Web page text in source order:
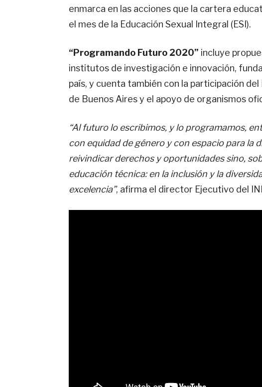
enmarca en las acciones que la cartera
el mes de la Educación Sexual Integral (ESI).
“Programando Futuro 2020” incluye
institutos de investigación e innovación,
país, y cuenta también con la participación
de Buenos Aires y el apoyo de organismos
“Al futuro lo escribimos, y lo programamos,
con equidad de género y con espacio para la
reivindicar derechos y oportunidades sino,
educación técnica: en la inclusión y la
excelencia”, afirma el director Ejecutivo del